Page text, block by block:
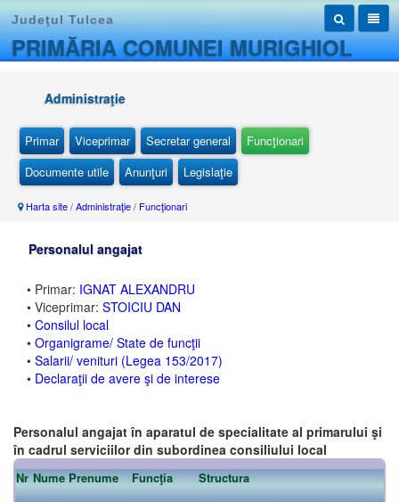
Judeţul Tulcea
PRIMĂRIA COMUNEI MURIGHIOL
Administraţie
Primar Viceprimar Secretar general
Funcţionari
Documente utile
Anunţuri Legislaţie
Harta site/Administraţie/ Funcţionari
Personalul angajat
• Primar: IGNAT ALEXANDRU
• Viceprimar: STOICIU DAN
• Consilul local
• Organigrame/ State de funcţii
• Salarii/ venituri (Legea 153/2017)
• Declaraţii de avere şi de interese
Personalul angajat în aparatul de specialitate al primarului şi
în cadrul serviciilor din subordinea consiliului local
Nr Nume Prenume Funcţia Structura